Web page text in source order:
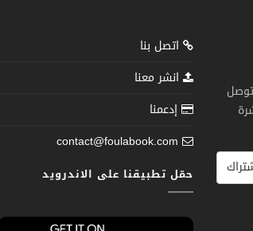
اتصل بنا
انشر معنا
إدعمنا
contact@foulabook.com
حمّل تطبيقنا على الاندرويد